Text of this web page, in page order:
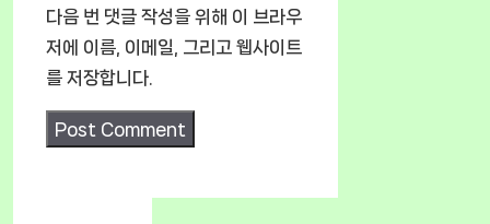
다음 번 댓글 작성을 위해 이 브라우
저에 이름, 이메일, 그리고 웹사이트
를 저장합니다.